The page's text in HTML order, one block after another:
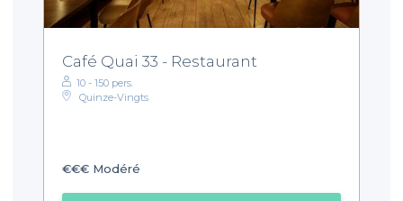
Café Quai 33 - Restaurant
10 - 150 pers.
Quinze-Vingts
€€€ Modéré